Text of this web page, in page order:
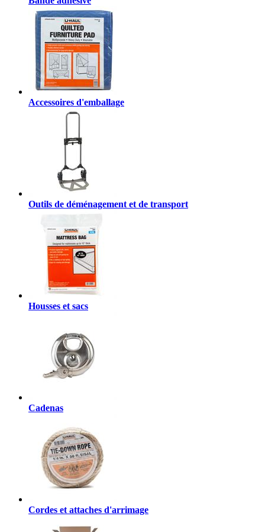
Accessoires d'emballage
Outils de déménagement et de transport
Housses et sacs
Cadenas
Cordes et attaches d'arrimage